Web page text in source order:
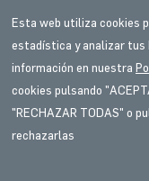
Esta web utiliza cookies
estadística y analizar tus
información en nuestra
cookies pulsando
"RECHAZAR TODAS" o
rechazarlas